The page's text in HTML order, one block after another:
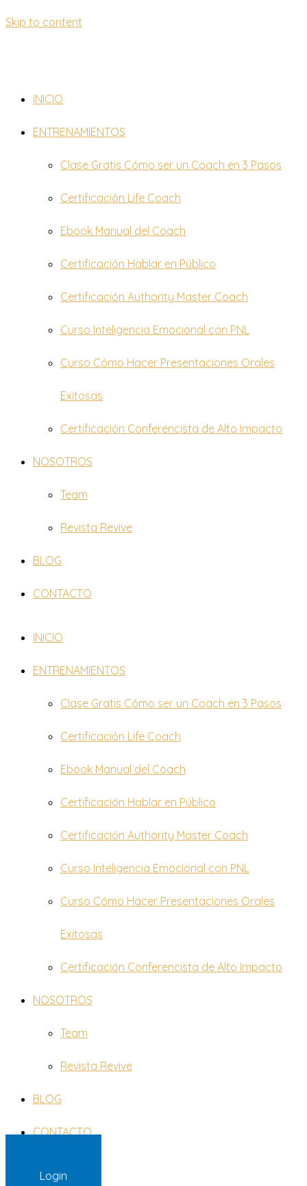
Skip to content
INICIO
ENTRENAMIENTOS
Clase Gratis Cómo ser un Coach en 3 Pasos
Certificación Life Coach
Ebook Manual del Coach
Certificación Hablar en Público
Certificación Authority Master Coach
Curso Inteligencia Emocional con PNL
Curso Cómo Hacer Presentaciones Orales
Exitosas
Certificación Conferencista de Alto Impacto
NOSOTROS
Team
Revista Revive
BLOG
CONTACTO
INICIO
ENTRENAMIENTOS
Clase Gratis Cómo ser un Coach en 3 Pasos
Certificación Life Coach
Ebook Manual del Coach
Certificación Hablar en Público
Certificación Authority Master Coach
Curso Inteligencia Emocional con PNL
Curso Cómo Hacer Presentaciones Orales
Exitosas
Certificación Conferencista de Alto Impacto
NOSOTROS
Team
Revista Revive
BLOG
CONTACTO
Login